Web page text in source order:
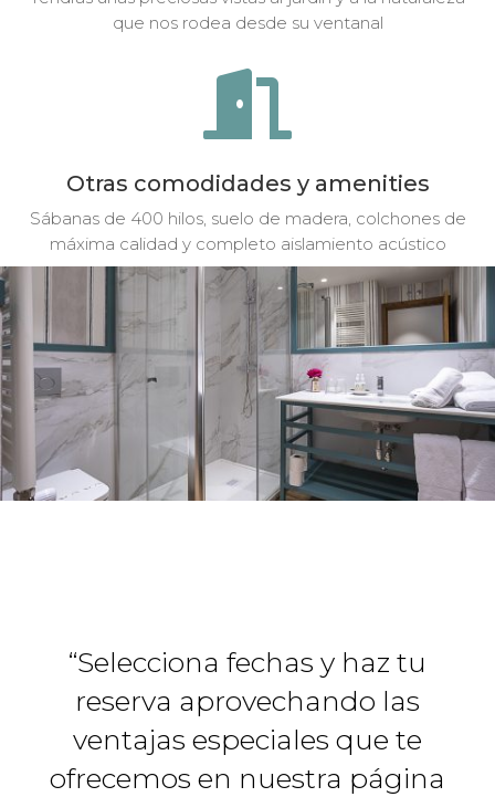
que nos rodea desde su ventanal

Otras comodidades y amenities
Sábanas de 400 hilos, suelo de madera, colchones de
máxima calidad y completo aislamiento acústico
“Selecciona fechas y haz tu
reserva aprovechando las
ventajas especiales que te
ofrecemos en nuestra página